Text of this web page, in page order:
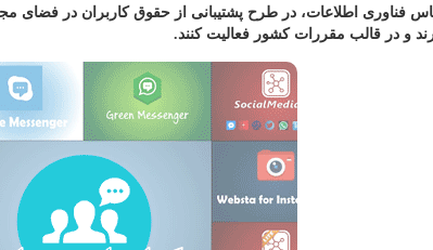
فناوری اطلاعات، در طرح پشتیبانی از حقوق کاربران در فضای
و در قالب مقررات کشور فعالیت کنند.